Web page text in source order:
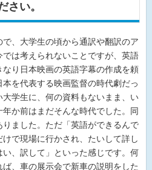
さい。
、大学生の頃から通訳や翻訳のア
は考えられないことですが、英語
り日本映画の英語字幕の作成を頼
を代表する映画監督の時代劇だっ
学生に、何の資料もないまま、い
か前はまだそんな時代でした。同
ました。ただ「英語ができるんで
で現場に行かされ、たいして詳し
、訳して」といった感じです。何
、車の展示会で新車の説明をした